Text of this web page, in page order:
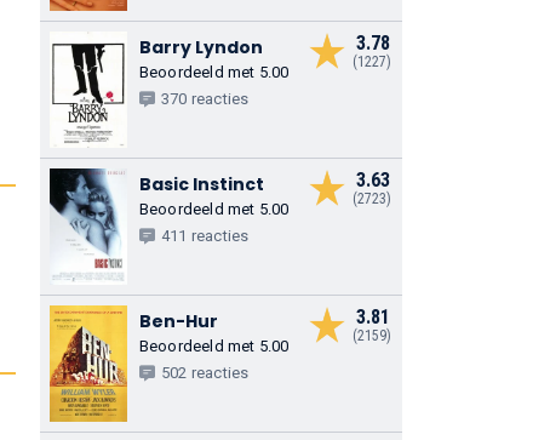
3.78
(1227)
Barry Lyndon
Beoordeeld met 5.00
370 reacties
3.63
(2723)
Basic Instinct
Beoordeeld met 5.00
411 reacties
3.81
(2159)
Ben-Hur
Beoordeeld met 5.00
502 reacties